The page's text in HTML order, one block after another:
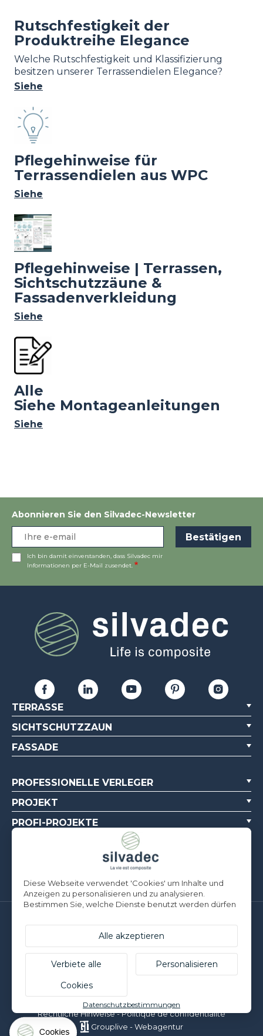
Rutschfestigkeit der
Produktreihe Elegance
Welche Rutschfestigkeit und Klassifizierung
besitzen unserer Terrassendielen Elegance?
Siehe
Image
Pflegehinweise für
Terrassendielen aus WPC
Siehe
Image
Pflegehinweise | Terrassen,
Sichtschutzzäune &
Fassadenverkleidung
Siehe
Image
Alle
Siehe Montageanleitungen
Siehe
Abonnieren Sie den Silvadec-Newsletter
Ich bin damit einverstanden, dass Silvadec mir
Informationen per E-Mail zusendet.
TERRASSE
SICHTSCHUTZZAUN
FASSADE
PROFESSIONELLE VERLEGER
PROJEKT
PROFI-PROJEKTE
DOKUMENTATIONSQUELLEN
Silvadec Deutschland
Ludwig-Erhard-Straße 3
D-84069 Schierling | T. +49 9451 9443 500
Silvadec France
Parc d’Activités de l’Estuaire
F-56190 ARZAL | T. +33 (0)2 97 450 900
© Silvadec - Alle Rechte vorbehalten - Nicht vertragliche Fotos
Rechtliche Hinweise-Politique de confidentialité
Grouplive - Webagentur
Diese Webseite verwendet 'Cookies' um Inhalte und
Anzeigen zu personalisieren und zu analysieren.
Bestimmen Sie, welche Dienste benutzt werden dürfen
Alle akzeptieren
Verbiete alle
Cookies
Personalisieren
Datenschutzbestimmungen